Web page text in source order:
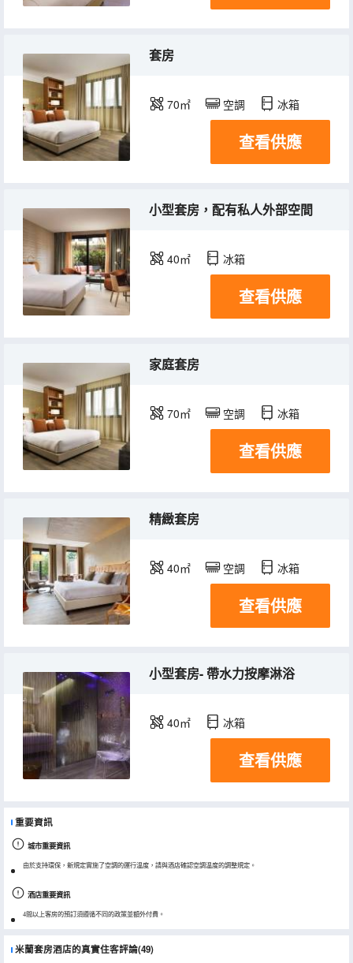
套房
70㎡ 空調 冰箱
查看供應
小型套房，配有私人外部空間
40㎡ 冰箱
查看供應
家庭套房
70㎡ 空調 冰箱
查看供應
精緻套房
40㎡ 空調 冰箱
查看供應
小型套房- 帶水力按摩淋浴
40㎡ 冰箱
查看供應
重要資訊
城市重要資訊
由於支持環保，新規定實施了空調的運行温度，請與酒店確認空調温度的調整規定。
酒店重要資訊
4間以上客房的預訂須遵循不同的政策並額外付費。
米蘭套房酒店的真實住客評論(49)